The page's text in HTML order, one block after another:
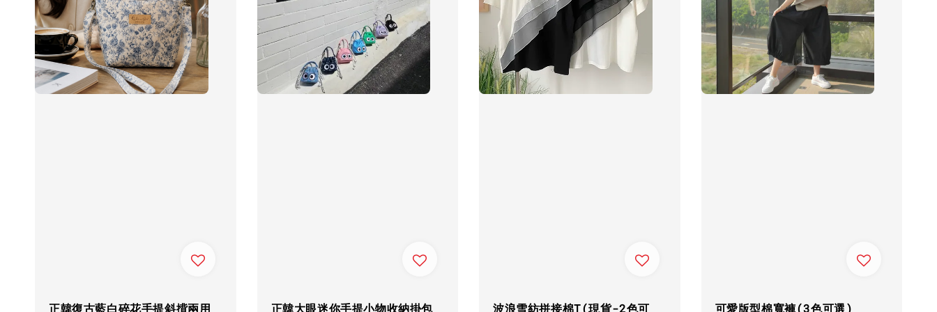
正韓復古藍白碎花手提斜揹兩用 正韓大眼迷你手提小物收納掛包 波浪雪紡拼接棉T(現貨-2色可 可愛版型棉寬褲(3色可選)